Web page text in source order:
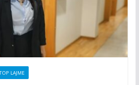
LAJME